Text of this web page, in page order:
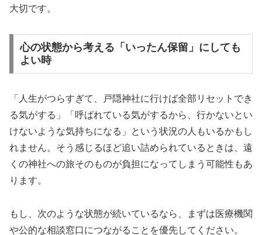
大切です。
心の状態から考える「いったん保留」にしても
よい時
「人生がつらすぎて、戸隠神社に行けば全部リセットでき
る気がする」「呼ばれている気がするから、行かないとい
けないような気持ちになる」という状況の人もいるかもし
れません。そう感じるほど追い詰められているときは、遠
くの神社への旅そのものが負担になってしまう可能性もあ
ります。
もし、次のような状態が続いているなら、まずは医療機関
や公的な相談窓口につながることを優先してください。